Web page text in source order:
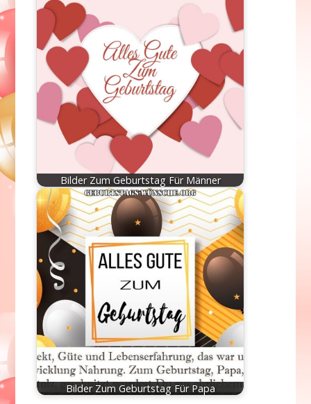
Bilder Zum Geburtstag Für Männer
Bilder Zum Geburtstag Für Papa